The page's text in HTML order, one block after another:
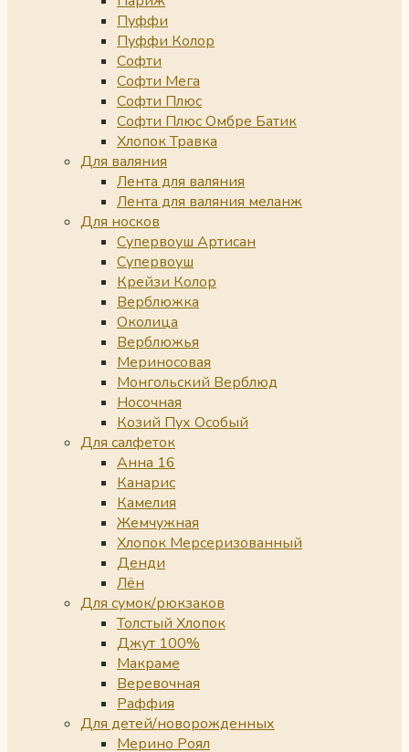
Пуффи
Пуффи Колор
Софти
Софти Мега
Софти Плюс
Софти Плюс Омбре Батик
Хлопок Травка
Для валяния
Лента для валяния
Лента для валяния меланж
Для носков
Супервоуш Артисан
Супервоуш
Крейзи Колор
Верблюжка
Околица
Верблюжья
Мериносовая
Монгольский Верблюд
Носочная
Козий Пух Особый
Для салфеток
Анна 16
Канарис
Камелия
Жемчужная
Хлопок Мерсеризованный
Денди
Лён
Для сумок/рюкзаков
Толстый Хлопок
Джут 100%
Макраме
Веревочная
Раффия
Для детей/новорожденных
Мерино Роял